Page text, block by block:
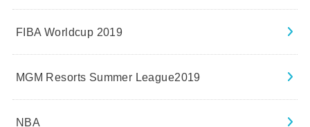
FIBA Worldcup 2019
MGM Resorts Summer League2019
NBA